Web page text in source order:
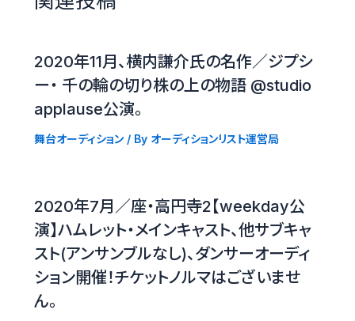
2020年11月、横内謙介氏の名作／ジプシ
ー・ 千の輪の切り株の上の物語 @studio
applause公演。
舞台オーディション/ By オーディションリスト運営局
2020年7月／座・高円寺2【weekday公
演】ハムレット・メインキャスト、他サブキャ
スト(アンサンブルなし)、ダンサーオーディ
ション開催！チケットノルマはございませ
ん。